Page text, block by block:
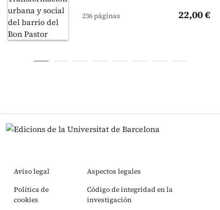
236 páginas 22,00 €
Aviso legal
Política de
cookies
Aspectos legales
Código de integridad en la
investigación